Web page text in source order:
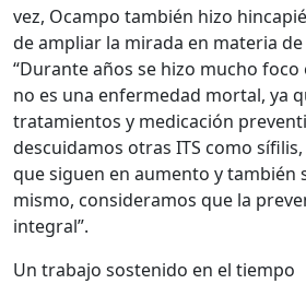
vez, Ocampo también hizo
de ampliar la mirada en materia de
“Durante años se hizo mucho foco
no es una enfermedad mortal, ya
tratamientos y medicación
descuidamos otras ITS como
que siguen en aumento y también
mismo, consideramos que la
integral”.
Un trabajo sostenido en el tiempo